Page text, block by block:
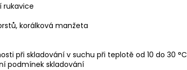
rukavice
korálková manžeta
při skladování v suchu při teplotě od 10 do 30 °C
podmínek skladování